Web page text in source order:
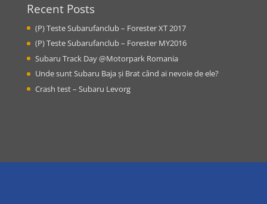
Recent Posts
(P) Teste Subarufanclub – Forester XT 2017
(P) Teste Subarufanclub – Forester MY2016
Subaru Track Day @Motorpark Romania
Unde sunt Subaru Baja și Brat când ai nevoie de ele?
Crash test – Subaru Levorg